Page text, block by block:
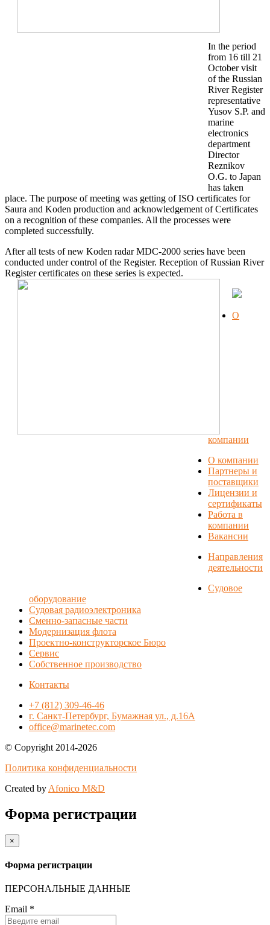
In the period
from 16 till 21
October visit
of the Russian
River Register
representative
Yusov S.P. and
marine
electronics
department
Director
Reznikov
O.G. to Japan
has taken
place. The purpose of meeting was getting of ISO certificates for
Saura and Koden production and acknowledgement of Certificates
on a recognition of these companies. All the processes were
completed successfully.
After all tests of new Koden radar MDC-2000 series have been
conducted under control of the Register. Reception of Russian River
Register certificates on these series is expected.
О
компании
О компании
Партнеры и
поставщики
Лицензии и
сертификаты
Работа в
компании
Вакансии
Направления
деятельности
Судовое
оборудование
Судовая радиоэлектроника
Сменно-запасные части
Модернизация флота
Проектно-конструкторское Бюро
Сервис
Собственное производство
Контакты
+7 (812) 309-46-46
г. Санкт-Петербург, Бумажная ул., д.16А
office@marinetec.com
© Copyright 2014-2026
Политика конфиденциальности
Created by Afonico M&D
Форма регистрации
×
Форма регистрации
ПЕРСОНАЛЬНЫЕ ДАННЫЕ
Email *